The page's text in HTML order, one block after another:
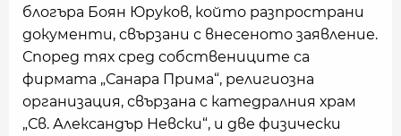
блогъра Боян Юруков, който разпространи
документи, свързани с внесеното заявление.
Според тях сред собствениците са
фирмата „Санара Прима“, религиозна
организация, свързана с катедралния храм
„Св. Александър Невски“, и две физически